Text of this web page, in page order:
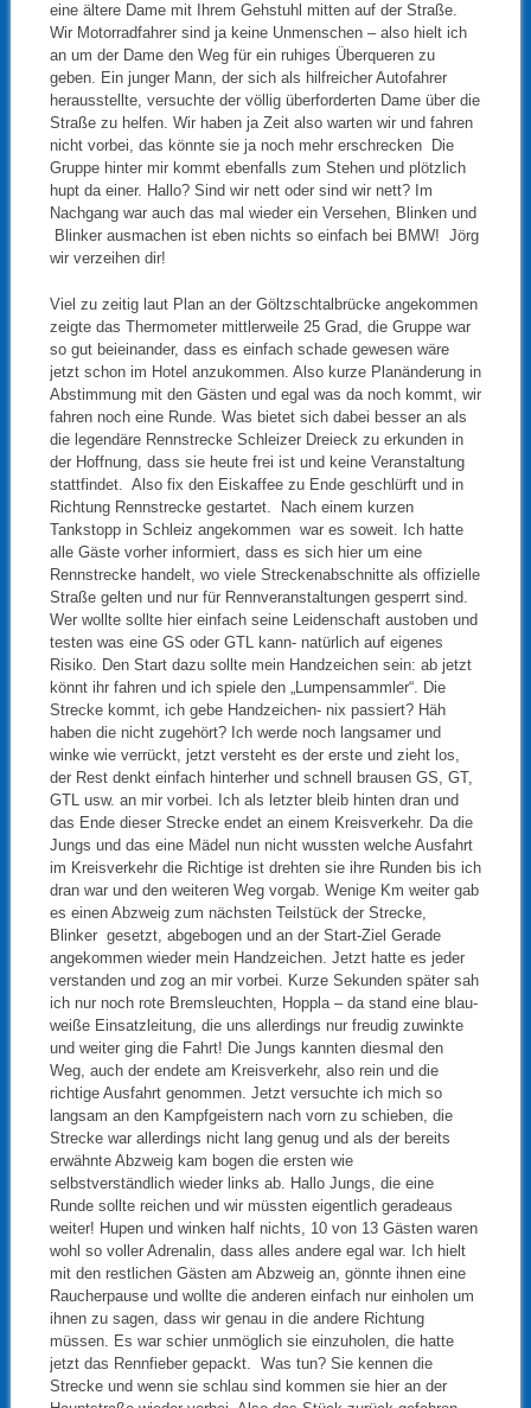
eine ältere Dame mit Ihrem Gehstuhl mitten auf der Straße.
Wir Motorradfahrer sind ja keine Unmenschen – also hielt ich
an um der Dame den Weg für ein ruhiges Überqueren zu
geben. Ein junger Mann, der sich als hilfreicher Autofahrer
herausstellte, versuchte der völlig überforderten Dame über die
Straße zu helfen. Wir haben ja Zeit also warten wir und fahren
nicht vorbei, das könnte sie ja noch mehr erschrecken Die
Gruppe hinter mir kommt ebenfalls zum Stehen und plötzlich
hupt da einer. Hallo? Sind wir nett oder sind wir nett? Im
Nachgang war auch das mal wieder ein Versehen, Blinken und
Blinker ausmachen ist eben nichts so einfach bei BMW! Jörg
wir verzeihen dir!
Viel zu zeitig laut Plan an der Göltzschtalbrücke angekommen
zeigte das Thermometer mittlerweile 25 Grad, die Gruppe war
so gut beieinander, dass es einfach schade gewesen wäre
jetzt schon im Hotel anzukommen. Also kurze Planänderung in
Abstimmung mit den Gästen und egal was da noch kommt, wir
fahren noch eine Runde. Was bietet sich dabei besser an als
die legendäre Rennstrecke Schleizer Dreieck zu erkunden in
der Hoffnung, dass sie heute frei ist und keine Veranstaltung
stattfindet. Also fix den Eiskaffee zu Ende geschlürft und in
Richtung Rennstrecke gestartet. Nach einem kurzen
Tankstopp in Schleiz angekommen war es soweit. Ich hatte
alle Gäste vorher informiert, dass es sich hier um eine
Rennstrecke handelt, wo viele Streckenabschnitte als offizielle
Straße gelten und nur für Rennveranstaltungen gesperrt sind.
Wer wollte sollte hier einfach seine Leidenschaft austoben und
testen was eine GS oder GTL kann- natürlich auf eigenes
Risiko. Den Start dazu sollte mein Handzeichen sein: ab jetzt
könnt ihr fahren und ich spiele den „Lumpensammler“. Die
Strecke kommt, ich gebe Handzeichen- nix passiert? Häh
haben die nicht zugehört? Ich werde noch langsamer und
winke wie verrückt, jetzt versteht es der erste und zieht los,
der Rest denkt einfach hinterher und schnell brausen GS, GT,
GTL usw. an mir vorbei. Ich als letzter bleib hinten dran und
das Ende dieser Strecke endet an einem Kreisverkehr. Da die
Jungs und das eine Mädel nun nicht wussten welche Ausfahrt
im Kreisverkehr die Richtige ist drehten sie ihre Runden bis ich
dran war und den weiteren Weg vorgab. Wenige Km weiter gab
es einen Abzweig zum nächsten Teilstück der Strecke,
Blinker gesetzt, abgebogen und an der Start-Ziel Gerade
angekommen wieder mein Handzeichen. Jetzt hatte es jeder
verstanden und zog an mir vorbei. Kurze Sekunden später sah
ich nur noch rote Bremsleuchten, Hoppla – da stand eine blau-
weiße Einsatzleitung, die uns allerdings nur freudig zuwinkte
und weiter ging die Fahrt! Die Jungs kannten diesmal den
Weg, auch der endete am Kreisverkehr, also rein und die
richtige Ausfahrt genommen. Jetzt versuchte ich mich so
langsam an den Kampfgeistern nach vorn zu schieben, die
Strecke war allerdings nicht lang genug und als der bereits
erwähnte Abzweig kam bogen die ersten wie
selbstverständlich wieder links ab. Hallo Jungs, die eine
Runde sollte reichen und wir müssten eigentlich geradeaus
weiter! Hupen und winken half nichts, 10 von 13 Gästen waren
wohl so voller Adrenalin, dass alles andere egal war. Ich hielt
mit den restlichen Gästen am Abzweig an, gönnte ihnen eine
Raucherpause und wollte die anderen einfach nur einholen um
ihnen zu sagen, dass wir genau in die andere Richtung
müssen. Es war schier unmöglich sie einzuholen, die hatte
jetzt das Rennfieber gepackt. Was tun? Sie kennen die
Strecke und wenn sie schlau sind kommen sie hier an der